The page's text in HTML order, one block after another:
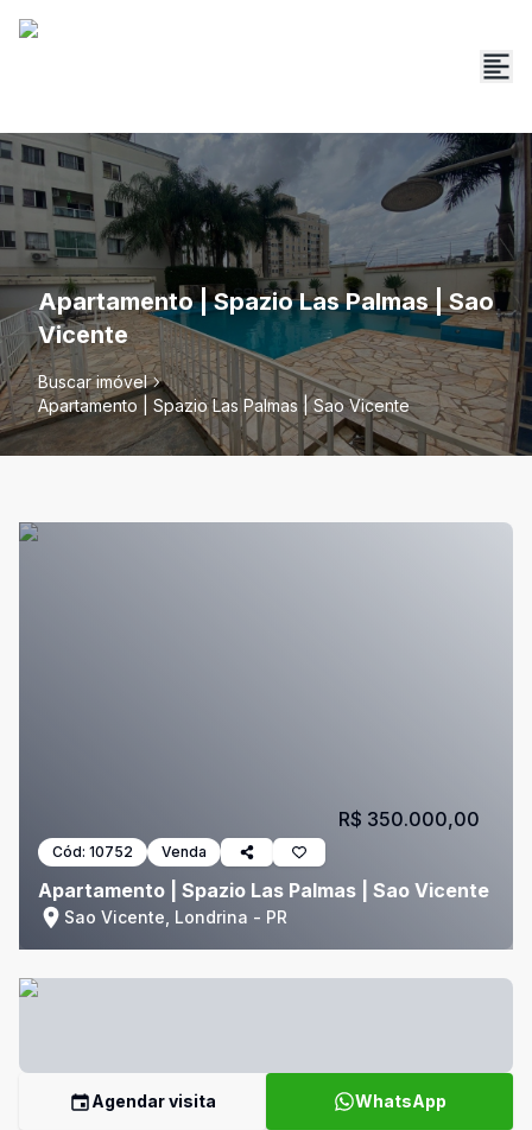
Apartamento | Spazio Las Palmas | Sao
Vicente
Buscar imóvel
Apartamento | Spazio Las Palmas | Sao Vicente
Cód: 10752 Venda
Apartamento | Spazio Las Palmas | Sao Vicente
Sao Vicente, Londrina - PR
R$ 350.000,00
Agendar visita WhatsApp